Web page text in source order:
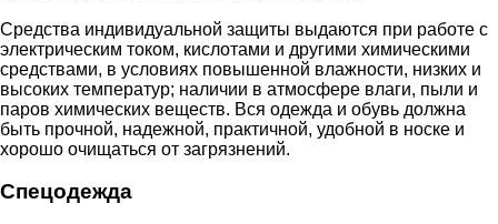
Средства индивидуальной защиты выдаются при работе с
электрическим током, кислотами и другими химическими
средствами, в условиях повышенной влажности, низких и
высоких температур; наличии в атмосфере влаги, пыли и
паров химических веществ. Вся одежда и обувь должна
быть прочной, надежной, практичной, удобной в носке и
хорошо очищаться от загрязнений.
Спецодежда